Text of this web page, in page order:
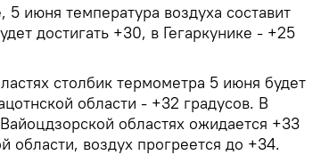
июня температура воздуха составит
достигать +30, в Гегаркунике - +25
столбик термометра 5 июня будет
области - +32 градусов. В
областях ожидается +33
области, воздух прогреется до +34.